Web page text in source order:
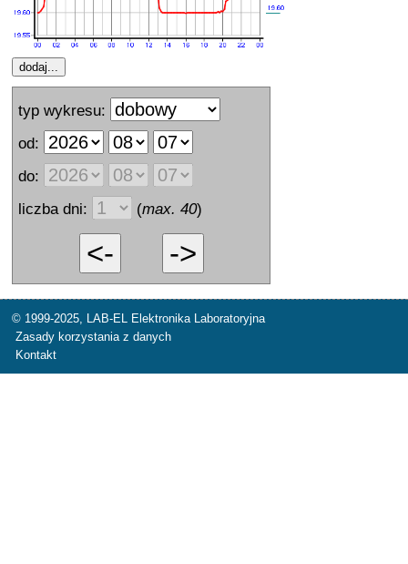
typ wykresu:
od:
do:
liczba dni:
(max. 40)
© 1999-2025, LAB-EL Elektronika Laboratoryjna
Zasady korzystania z danych
Kontakt